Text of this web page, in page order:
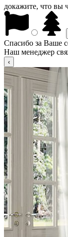
докажите, что вы
Спасибо за Ваше
Наш менеджер